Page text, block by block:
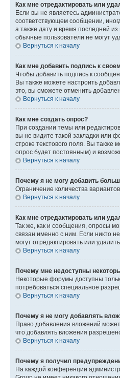
Как мне отредактировать или
Если вы не являетесь
соответствующем сообщении,
а также дату и время последней
обычные пользователи не могут
Вернуться к началу
Как мне добавить подпись к
Чтобы добавить подпись к
Вы также можете настроить
это, вы сможете отменить
Вернуться к началу
Как мне создать опрос?
При создании темы или
вы не видите такой закладки или
строке текстового поля. Вы также
опрос будет постоянным) и
Вернуться к началу
Почему я не могу добавить
Ограничение количества
Вернуться к началу
Как мне отредактировать или
Так же, как и сообщения, опросы
связан именно с ним. Если никто
могут отредактировать или
Вернуться к началу
Почему мне недоступны
Некоторые форумы доступны
потребоваться специальное
Вернуться к началу
Почему я не могу добавлять
Право добавления вложений
что добавлять вложения
Вернуться к началу
Почему я получил
На каждой конференции